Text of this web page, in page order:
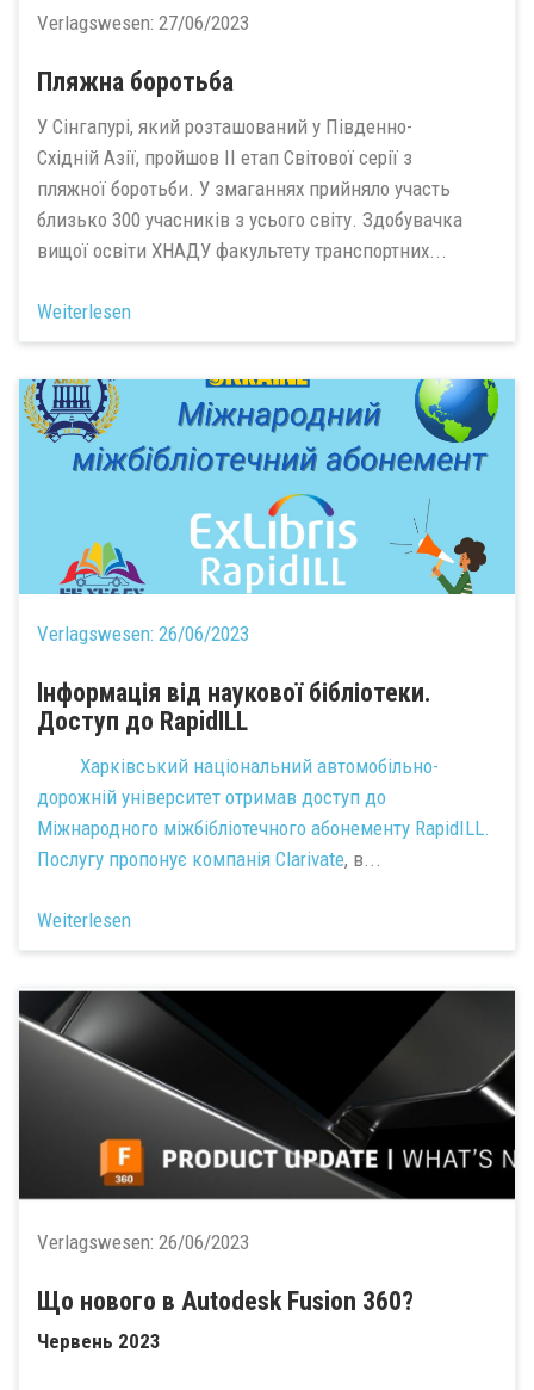
Verlagswesen: 27/06/2023
Пляжна боротьба
У Сінгапурі, який розташований у Південно-
Східній Азії, пройшов ІІ етап Світової серії з
пляжної боротьби. У змаганнях прийняло участь
близько 300 учасників з усього світу. Здобувачка
вищої освіти ХНАДУ факультету транспортних...
Weiterlesen
Verlagswesen: 26/06/2023
Інформація від наукової бібліотеки.
Доступ до RapidILL
Харківський національний автомобільно-
дорожній університет отримав доступ до
Міжнародного міжбібліотечного абонементу RapidILL.
Послугу пропонує компанія Clarivate, в...
Weiterlesen
Verlagswesen: 26/06/2023
Що нового в Autodesk Fusion 360?
Червень 2023